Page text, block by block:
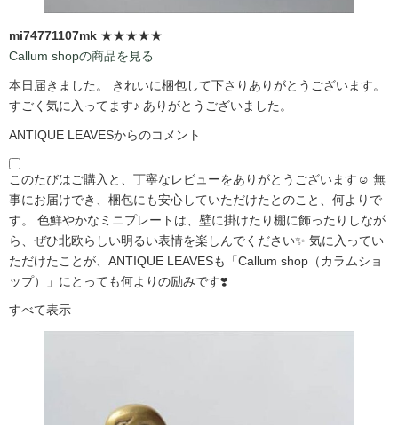
mi74771107mk ★★★★★
Callum shopの商品を見る
本日届きました。 きれいに梱包して下さりありがとうございます。
すごく気に入ってます♪ ありがとうございました。
ANTIQUE LEAVESからのコメント
このたびはご購入と、丁寧なレビューをありがとうございます☺️ 無
事にお届けでき、梱包にも安心していただけたとのこと、何よりで
す。 色鮮やかなミニプレートは、壁に掛けたり棚に飾ったりしなが
ら、ぜひ北欧らしい明るい表情を楽しんでください✨ 気に入ってい
ただけたことが、ANTIQUE LEAVESも「Callum shop（カラムショ
ップ）」にとっても何よりの励みです❣️
すべて表示